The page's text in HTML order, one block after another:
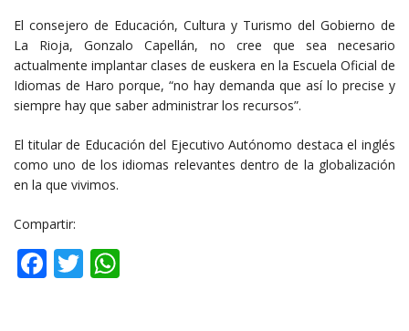
El consejero de Educación, Cultura y Turismo del Gobierno de
La Rioja, Gonzalo Capellán, no cree que sea necesario
actualmente implantar clases de euskera en la Escuela Oficial de
Idiomas de Haro porque, “no hay demanda que así lo precise y
siempre hay que saber administrar los recursos”.
El titular de Educación del Ejecutivo Autónomo destaca el inglés
como uno de los idiomas relevantes dentro de la globalización
en la que vivimos.
Compartir:
Facebook
Twitter